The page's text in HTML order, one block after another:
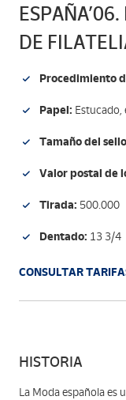
DE
Procedimiento
Papel:
Tamaño del
Valor postal de
Tirada: 500.000
Dentado: 13 3/4
CONSULTAR
HISTORIA
La Moda española es